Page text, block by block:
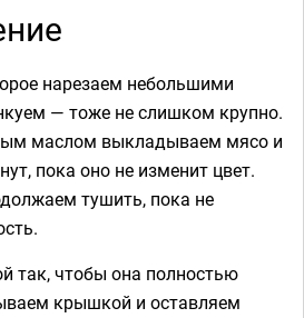
нарезаем небольшими
— тоже не слишком крупно.
маслом выкладываем мясо и
пока оно не изменит цвет.
тушить, пока не
так, чтобы она полностью
крышкой и оставляем